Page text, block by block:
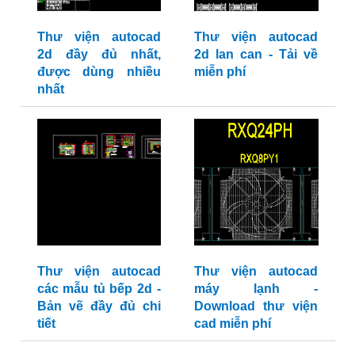
Thư viện autocad
2d đầy đủ nhất,
được dùng nhiều
nhất
Thư viện autocad
2d lan can - Tải về
miễn phí
Thư viện autocad
các mẫu tủ bếp 2d -
Bản vẽ đầy đủ chi
tiết
Thư viện autocad
máy lạnh -
Download thư viện
cad miễn phí